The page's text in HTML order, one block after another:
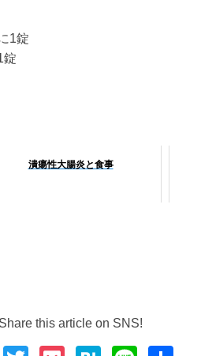
1錠
錠
潰瘍性大腸炎と食事
Share this article on SNS!